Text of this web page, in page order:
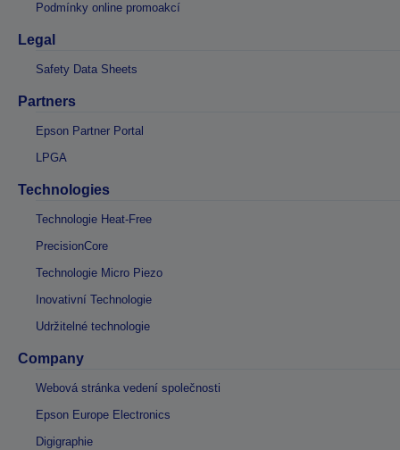
Podmínky online promoakcí
Legal
Safety Data Sheets
Partners
Epson Partner Portal
LPGA
Technologies
Technologie Heat-Free
PrecisionCore
Technologie Micro Piezo
Inovativní Technologie
Udržitelné technologie
Company
Webová stránka vedení společnosti
Epson Europe Electronics
Digigraphie